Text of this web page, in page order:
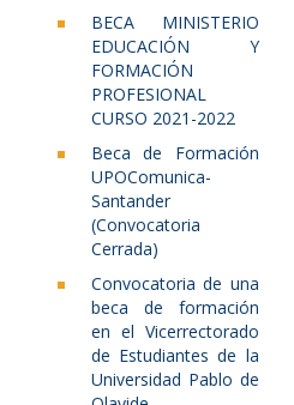
BECA MINISTERIO
EDUCACIÓN Y
FORMACIÓN
PROFESIONAL
CURSO 2021-2022
Beca de Formación
UPOComunica-
Santander
(Convocatoria
Cerrada)
Convocatoria de una
beca de formación
en el Vicerrectorado
de Estudiantes de la
Universidad Pablo de